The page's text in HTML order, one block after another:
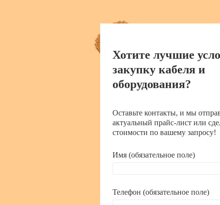
Хотите лучшие
закупку кабеля и
оборудования?
Оставьте контакты, и мы
актуальный прайс-лист или
стоимости по вашему запросу!
Имя (обязательное поле)
Телефон (обязательное поле)